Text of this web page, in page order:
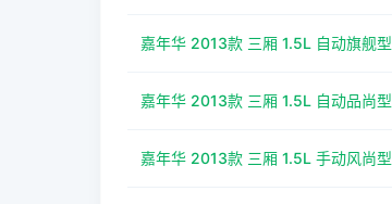
嘉年华 2013款 三厢 1.5L 自动旗舰型
嘉年华 2013款 三厢 1.5L 自动品尚型
嘉年华 2013款 三厢 1.5L 手动风尚型